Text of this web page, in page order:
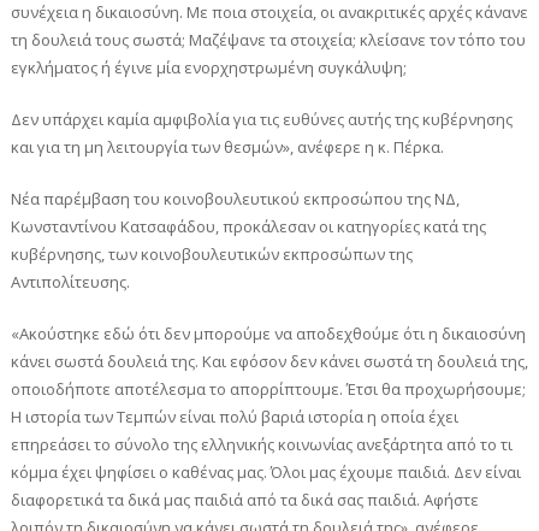
συνέχεια η δικαιοσύνη. Με ποια στοιχεία, οι ανακριτικές αρχές κάνανε
τη δουλειά τους σωστά; Μαζέψανε τα στοιχεία; κλείσανε τον τόπο του
εγκλήματος ή έγινε μία ενορχηστρωμένη συγκάλυψη;
Δεν υπάρχει καμία αμφιβολία για τις ευθύνες αυτής της κυβέρνησης
και για τη μη λειτουργία των θεσμών», ανέφερε η κ. Πέρκα.
Νέα παρέμβαση του κοινοβουλευτικού εκπροσώπου της ΝΔ,
Κωνσταντίνου Κατσαφάδου, προκάλεσαν οι κατηγορίες κατά της
κυβέρνησης, των κοινοβουλευτικών εκπροσώπων της
Αντιπολίτευσης.
«Ακούστηκε εδώ ότι δεν μπορούμε να αποδεχθούμε ότι η δικαιοσύνη
κάνει σωστά δουλειά της. Και εφόσον δεν κάνει σωστά τη δουλειά της,
οποιοδήποτε αποτέλεσμα το απορρίπτουμε. Έτσι θα προχωρήσουμε;
Η ιστορία των Τεμπών είναι πολύ βαριά ιστορία η οποία έχει
επηρεάσει το σύνολο της ελληνικής κοινωνίας ανεξάρτητα από το τι
κόμμα έχει ψηφίσει ο καθένας μας. Όλοι μας έχουμε παιδιά. Δεν είναι
διαφορετικά τα δικά μας παιδιά από τα δικά σας παιδιά. Αφήστε